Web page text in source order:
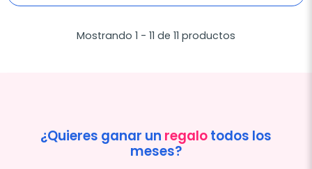
Mostrando 1 - 11 de 11 productos
¿Quieres ganar un regalotodos los
meses?